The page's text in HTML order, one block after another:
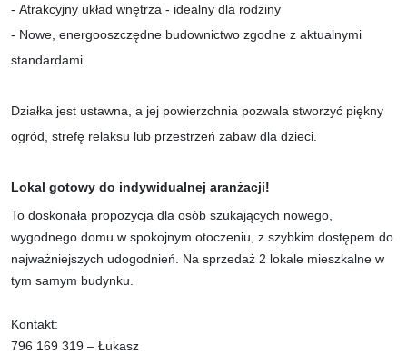
- Atrakcyjny układ wnętrza - idealny dla rodziny
- Nowe, energooszczędne budownictwo zgodne z aktualnymi
standardami.
Działka jest ustawna, a jej powierzchnia pozwala stworzyć piękny
ogród, strefę relaksu lub przestrzeń zabaw dla dzieci.
Lokal gotowy do indywidualnej aranżacji!
To doskonała propozycja dla osób szukających nowego,
wygodnego domu w spokojnym otoczeniu, z szybkim dostępem do
najważniejszych udogodnień. Na sprzedaż 2 lokale mieszkalne w
tym samym budynku.
Kontakt:
796 169 319 – Łukasz